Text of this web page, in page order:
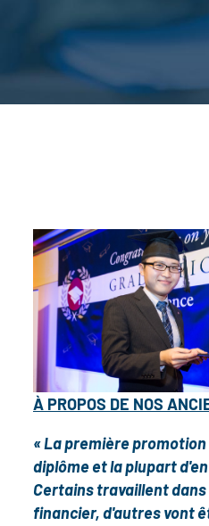
À PROPOS DE NOS
« La première
diplôme et la plupart
Certains travaillent
financier, d'autres vont